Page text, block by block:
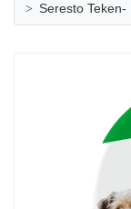
Seresto Teken-